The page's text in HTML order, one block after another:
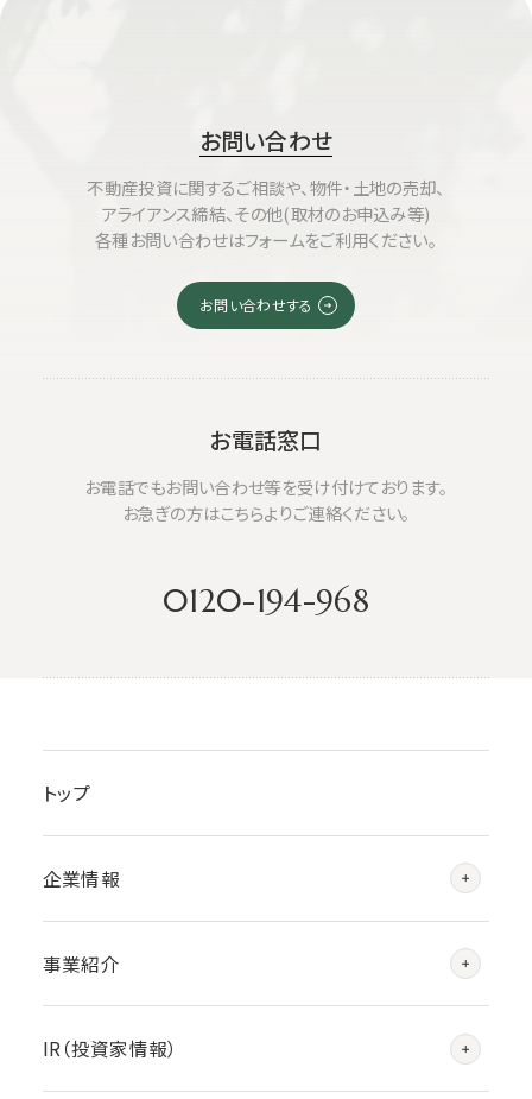
お問い合わせ
不動産投資に関するご相談や、物件・土地の売却、
アライアンス締結、その他(取材のお申込み等)
各種お問い合わせはフォームをご利用ください。
お問い合わせする
お電話窓口
お電話でもお問い合わせ等を受け付けております。
お急ぎの方はこちらよりご連絡ください。
0120-194-968
トップ
企業情報
事業紹介
IR（投資家情報）